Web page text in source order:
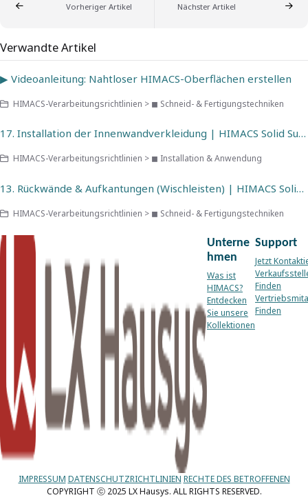
Vorheriger Artikel Nächster Artikel
Verwandte Artikel
▶ Videoanleitung: Nahtloser HIMACS-Oberflächen erstellen
HIMACS-Verarbeitungsrichtlinien > ◼ Schneid- & Fertigungstechniken
17. Installation der Innenwandverkleidung | HIMACS Solid Surface
HIMACS-Verarbeitungsrichtlinien > ◼ Installation & Anwendung
13. Rückwände & Aufkantungen (Wischleisten) | HIMACS Solid Surface
HIMACS-Verarbeitungsrichtlinien > ◼ Schneid- & Fertigungstechniken
Unterne
hmen
Was ist
HIMACS?
Entdecken
Sie unsere
Kollektionen
Support
Jetzt
Finden
Finden
IMPRESSUM DATENSCHUTZRICHTLINIEN RECHTE DES BETROFFENEN
COPYRIGHT ⓒ 2025 LX Hausys. ALL RIGHTS RESERVED.